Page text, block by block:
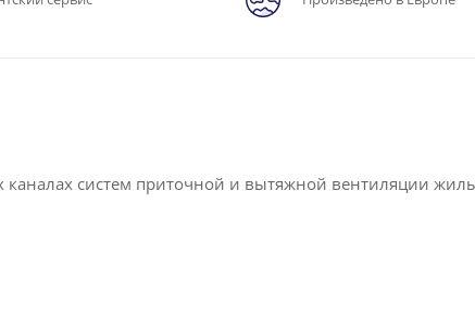
систем приточной и вытяжной вентиляции